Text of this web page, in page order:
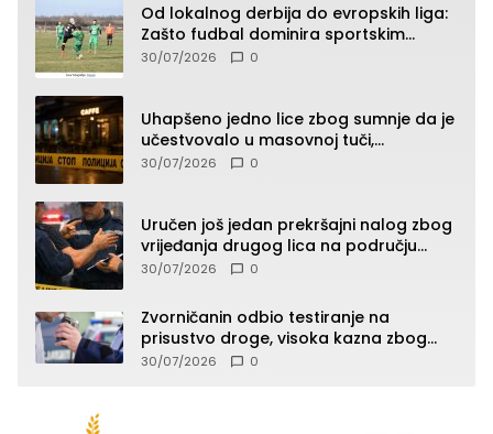
Od lokalnog derbija do evropskih liga:
Zašto fudbal dominira sportskim
klađenjem
30/07/2026 0
Uhapšeno jedno lice zbog sumnje da je
učestvovalo u masovnoj tuči,
maloljetnik zadobio povrede
30/07/2026 0
Uručen još jedan prekršajni nalog zbog
vrijeđanja drugog lica na području
Zvornika
30/07/2026 0
Zvorničanin odbio testiranje na
prisustvo droge, visoka kazna zbog
kršenja Zakona o osnovama
30/07/2026 0